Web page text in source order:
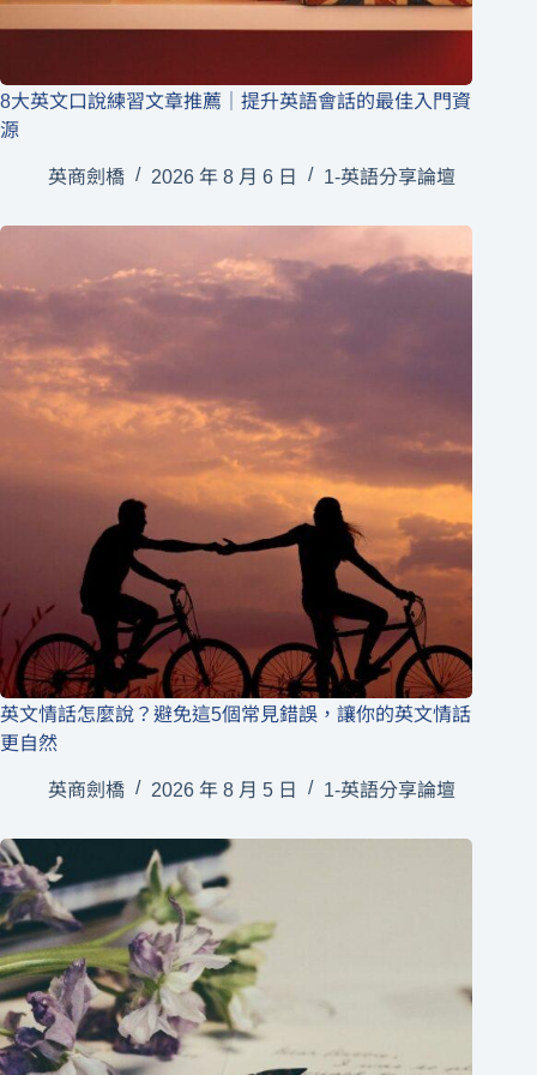
8大英文口說練習文章推薦｜提升英語會話的最佳入門資
源
英商劍橋 2026 年 8 月 6 日 1-英語分享論壇
英文情話怎麼說？避免這5個常見錯誤，讓你的英文情話
更自然
英商劍橋 2026 年 8 月 5 日 1-英語分享論壇